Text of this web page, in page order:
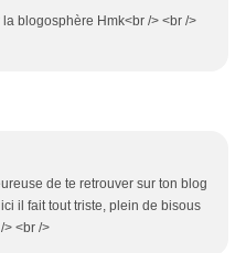
blogosphère Hmk<br /> <br />
de te retrouver sur ton blog
il fait tout triste, plein de bisous
> <br />